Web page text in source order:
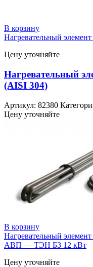
В корзину
Нагревательный
Цену уточняйте
Нагревательный
(AISI 304)
Артикул: 82380
Цену уточняйте
В корзину
Нагревательный
АВП — ТЭН БЗ 12 кВт
Цену уточняйте